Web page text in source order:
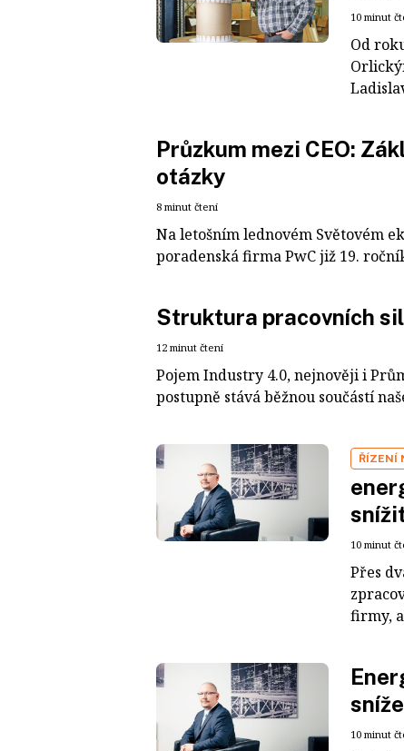
10 minut
Od
Průzkum mezi CEO:
otázky
8 minut čtení
Na letošním lednovém Světovém
poradenská firma PwC již 19.
Struktura pracovních
12 minut čtení
Pojem Industry 4.0, nejnověji i
postupně stává běžnou součástí
ŘÍZENÍ
10 minut
Přes
firmy,
10 minut